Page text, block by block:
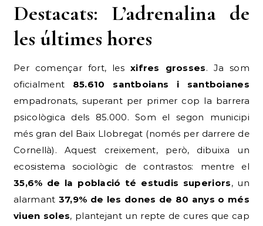
Destacats: L’adrenalina de
les últimes hores
Per començar fort, les xifres grosses. Ja som
oficialment 85.610 santboians i santboianes
empadronats, superant per primer cop la barrera
psicològica dels 85.000. Som el segon municipi
més gran del Baix Llobregat (només per darrere de
Cornellà). Aquest creixement, però, dibuixa un
ecosistema sociològic de contrastos: mentre el
35,6% de la població té estudis superiors, un
alarmant 37,9% de les dones de 80 anys o més
viuen soles, plantejant un repte de cures que cap